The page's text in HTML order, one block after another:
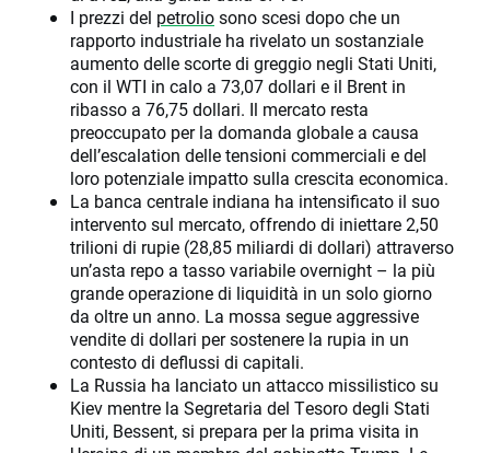
I prezzi del petroliosono scesi dopo che un
rapporto industriale ha rivelato un sostanziale
aumento delle scorte di greggio negli Stati Uniti,
con il WTI in calo a 73,07 dollari e il Brent in
ribasso a 76,75 dollari. Il mercato resta
preoccupato per la domanda globale a causa
dell’escalation delle tensioni commerciali e del
loro potenziale impatto sulla crescita economica.
La banca centrale indiana ha intensificato il suo
intervento sul mercato, offrendo di iniettare 2,50
trilioni di rupie (28,85 miliardi di dollari) attraverso
un’asta repo a tasso variabile overnight – la più
grande operazione di liquidità in un solo giorno
da oltre un anno. La mossa segue aggressive
vendite di dollari per sostenere la rupia in un
contesto di deflussi di capitali.
La Russia ha lanciato un attacco missilistico su
Kiev mentre la Segretaria del Tesoro degli Stati
Uniti, Bessent, si prepara per la prima visita in